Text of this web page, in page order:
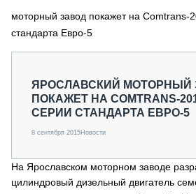
СПЕЦПРОЕКТЫ
МЕРОПРИЯТИЯ
СТАТЬИ ПО КАТЕГОРИЯМ
моторный завод покажет на Comtrans-
стандарта Евро-5
ЯРОСЛАВСКИЙ МОТОРНЫЙ
ПОКАЖЕТ НА COMTRANS-
СЕРИИ СТАНДАРТА ЕВРО-5
8 сентября 2015Новости
На Ярославском моторном заводе
цилиндровый дизельный двигатель